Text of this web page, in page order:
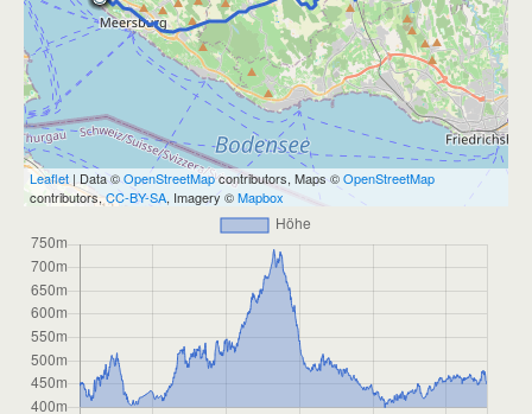
Leaflet | Data ©OpenStreetMapcontributors, Maps ©OpenStreetMap
contributors,CC-BY-SA, Imagery ©Mapbox